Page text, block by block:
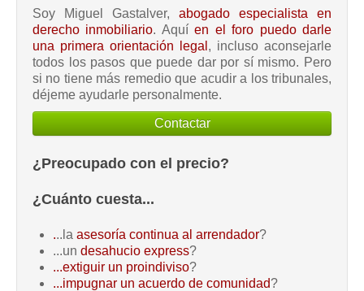
Soy Miguel Gastalver, abogado especialista en
derecho inmobiliario. Aquíen el foro puedo darle
una primera orientación legal , incluso aconsejarle
todos los pasos que puede dar por sí mismo. Pero
si no tiene más remedio que acudir a los tribunales,
déjeme ayudarle personalmente.
Contactar
¿Preocupado con el precio?
¿Cuánto cuesta...
...la asesoría continua al arrendador?
...un desahucio express?
...extiguir un proindiviso?
...impugnar un acuerdo de comunidad?